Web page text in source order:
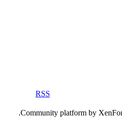
RSS
Community platform by